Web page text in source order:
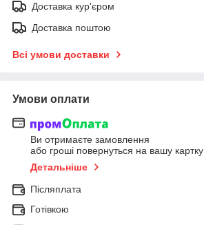
Доставка кур'єром
Доставка поштою
Всі умови доставки
Умови оплати
Ви отримаєте замовлення
або гроші повернуться на вашу картку
Детальніше
Післяплата
Готівкою